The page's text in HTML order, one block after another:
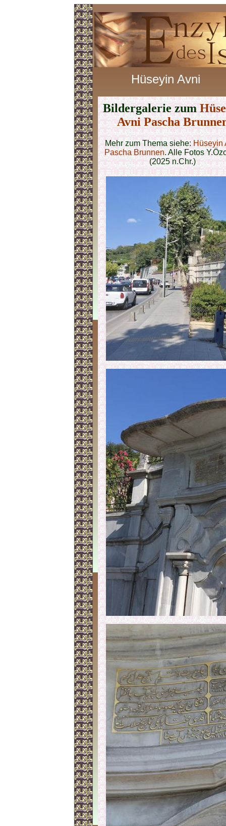
Hüseyin Avni
Bildergalerie zum
Avni Pascha
Mehr zum Thema siehe:Hüseyin
Pascha Brunnen. Alle Fotos
(2025 n.Chr.)